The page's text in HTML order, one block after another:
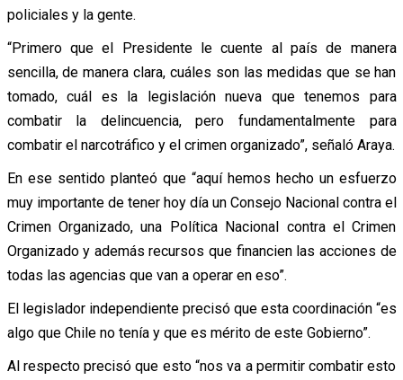
policiales y la gente.
“Primero que el Presidente le cuente al país de manera
sencilla, de manera clara, cuáles son las medidas que se han
tomado, cuál es la legislación nueva que tenemos para
combatir la delincuencia, pero fundamentalmente para
combatir el narcotráfico y el crimen organizado”, señaló Araya.
En ese sentido planteó que “aquí hemos hecho un esfuerzo
muy importante de tener hoy día un Consejo Nacional contra el
Crimen Organizado, una Política Nacional contra el Crimen
Organizado y además recursos que financien las acciones de
todas las agencias que van a operar en eso”.
El legislador independiente precisó que esta coordinación “es
algo que Chile no tenía y que es mérito de este Gobierno”.
Al respecto precisó que esto “nos va a permitir combatir esto